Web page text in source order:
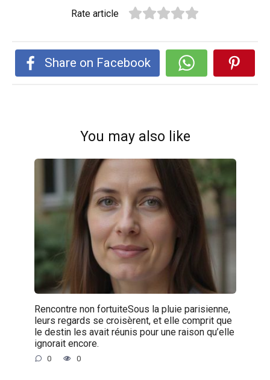
Rate article
Share on Facebook
You may also like
Rencontre non fortuiteSous la pluie parisienne,
leurs regards se croisèrent, et elle comprit que
le destin les avait réunis pour une raison qu’elle
ignorait encore.
0 0